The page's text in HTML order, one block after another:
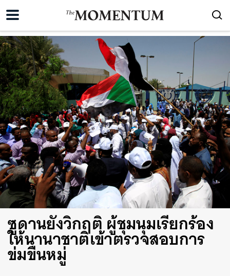
ซูดานยังวิกฤติ ผู้ชุมนุมเรียกร้อง
ให้นานาชาติเข้าตรวจสอบการ
ข่มขืนหมู่